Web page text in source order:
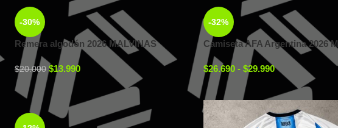
-30%
Remera algodón 2026 MALVINAS
$20.000 $13.990
-32%
Camiseta AFA Argentina 2026
$26.690 - $29.990